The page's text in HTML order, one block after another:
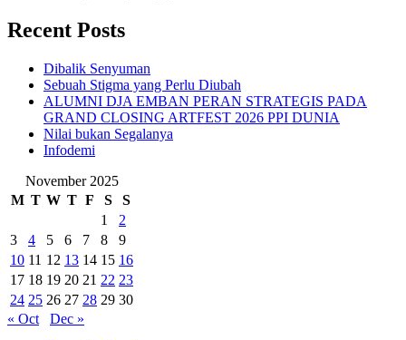
Recent Posts
Dibalik Senyuman
Sebuah Stigma yang Perlu Diubah
ALUMNI DJA EMBAN PERAN STRATEGIS PADA
GRAND CLOSING ARTFEST 2026 PPI DUNIA
Nilai bukan Segalanya
Infodemi
November 2025
M T W T F S
S
1
2
3
4 5 6 7 8
9
10 11 12 13 14 15 16
17 18 19 20 21 22 23
24 25 26 27 28 29 30
« Oct
Dec »